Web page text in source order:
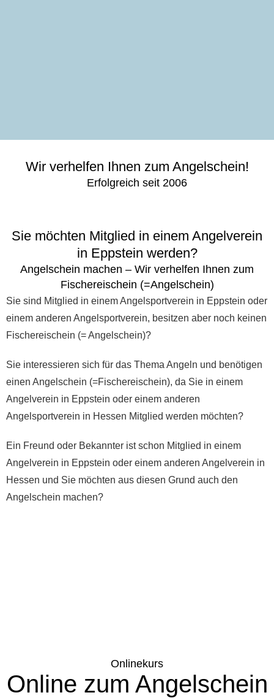
Wir verhelfen Ihnen zum Angelschein!
Erfolgreich seit 2006
Sie möchten Mitglied in einem Angelverein
in Eppstein werden?
Angelschein machen – Wir verhelfen Ihnen zum
Fischereischein (=Angelschein)
Sie sind Mitglied in einem Angelsportverein in Eppstein oder
einem anderen Angelsportverein, besitzen aber noch keinen
Fischereischein (= Angelschein)?
Sie interessieren sich für das Thema Angeln und benötigen
einen Angelschein (=Fischereischein), da Sie in einem
Angelverein in Eppstein oder einem anderen
Angelsportverein in Hessen Mitglied werden möchten?
Ein Freund oder Bekannter ist schon Mitglied in einem
Angelverein in Eppstein oder einem anderen Angelverein in
Hessen und Sie möchten aus diesen Grund auch den
Angelschein machen?
Onlinekurs
Online zum Angelschein